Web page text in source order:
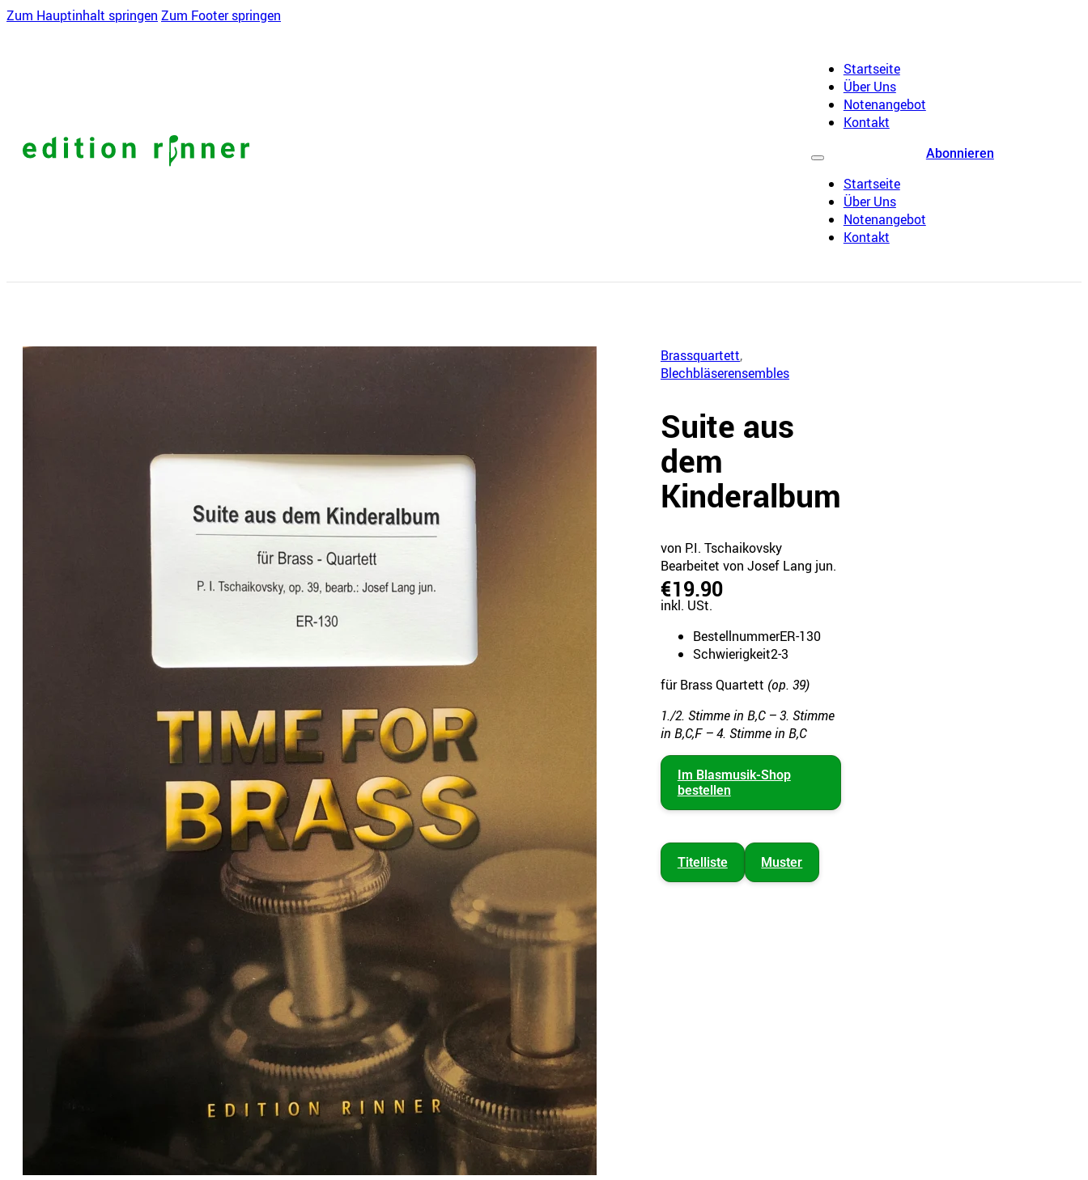
Zum Hauptinhalt springen Zum Footer springen
Startseite
Über Uns
Notenangebot
Kontakt
Startseite
Über Uns
Notenangebot
Kontakt
Abonnieren
Brassquartett,
Blechbläserensembles
Suite aus
dem
Kinderalbum
von P.I. Tschaikovsky
Bearbeitet von Josef Lang jun.
€19.90
inkl. USt.
BestellnummerER-130
Schwierigkeit2-3
für Brass Quartett (op. 39)
1./2. Stimme in B,C – 3. Stimme
in B,C,F – 4. Stimme in B,C
Im Blasmusik-Shop
bestellen
Titelliste Muster